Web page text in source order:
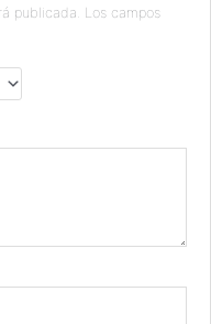
publicada. Los campos